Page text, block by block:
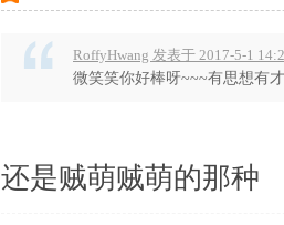
RoffyHwang 发表于 2017-5-1
微笑笑你好棒呀~~~有思想有
还是贼萌贼萌的那种